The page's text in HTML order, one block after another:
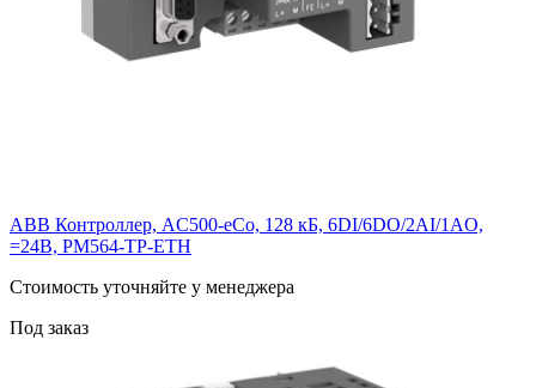
ABB Контроллер, AC500-eCo, 128 кБ, 6DI/6DO/2AI/1AO,
=24В, PM564-TP-ETH
Cтоимость уточняйте у менеджера
Под заказ